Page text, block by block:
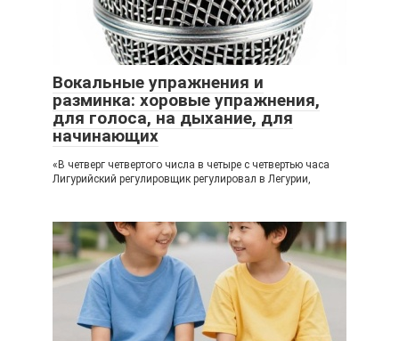
Вокальные упражнения и
разминка: хоровые упражнения,
для голоса, на дыхание, для
начинающих
«В четверг четвертого числа в четыре с четвертью часа
Лигурийский регулировщик регулировал в Легурии,